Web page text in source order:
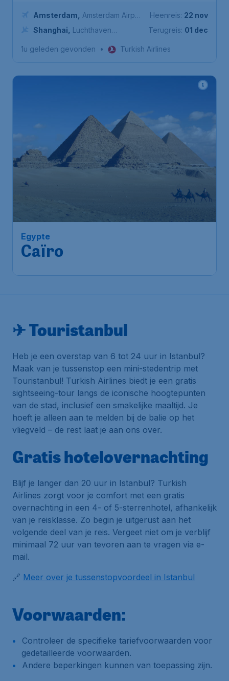
Amsterdam
Amsterdam Airport
Schiphol
Shanghai
Luchthaven
Heenreis: 22 nov
Terugreis: 01 dec
1u geleden gevonden • Turkish Airlines
Egypte
Caïro
✈ Touristanbul
Heb je een overstap van 6 tot 24 uur in Istanbul?
Maak van je tussenstop een mini-stedentrip met
Touristanbul! Turkish Airlines biedt je een gratis
sightseeing-tour langs de iconische hoogtepunten
van de stad, inclusief een smakelijke maaltijd. Je
hoeft je alleen aan te melden bij de balie op het
vliegveld – de rest laat je aan ons over.
Gratis hotelovernachting
Blijf je langer dan 20 uur in Istanbul? Turkish
Airlines zorgt voor je comfort met een gratis
overnachting in een 4- of 5-sterrenhotel, afhankelijk
van je reisklasse. Zo begin je uitgerust aan het
volgende deel van je reis. Vergeet niet om je verblijf
minimaal 72 uur van tevoren aan te vragen via e-
mail.
🔗 Meer over je tussenstopvoordeel in Istanbul
Voorwaarden:
Controleer de specifieke tariefvoorwaarden voor
gedetailleerde voorwaarden.
Andere beperkingen kunnen van toepassing zijn.